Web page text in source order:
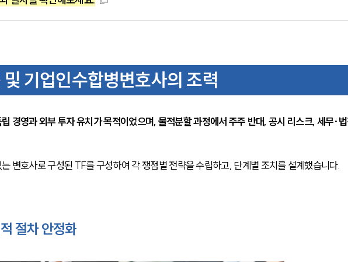
기업인수합병변호사의 조력
경영과 외부 투자 유치가 목적이었으며, 물적분할 과정에서 주주 반대, 공시 리스크, 세무·
변호사로 구성된 TF를 구성하여 각 쟁점별 전략을 수립하고, 단계별 조치를 설계했습니다.
절차 안정화